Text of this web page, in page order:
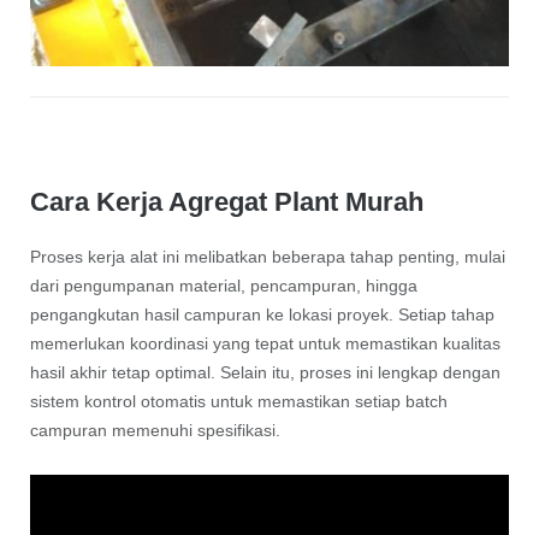
Cara Kerja Agregat Plant Murah
Proses kerja alat ini melibatkan beberapa tahap penting, mulai
dari pengumpanan material, pencampuran, hingga
pengangkutan hasil campuran ke lokasi proyek. Setiap tahap
memerlukan koordinasi yang tepat untuk memastikan kualitas
hasil akhir tetap optimal. Selain itu, proses ini lengkap dengan
sistem kontrol otomatis untuk memastikan setiap batch
campuran memenuhi spesifikasi.